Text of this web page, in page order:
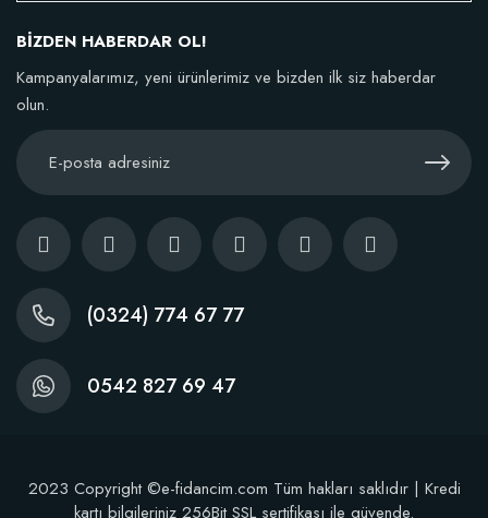
Fidan Dikim Destek Çubuğu 10 adet (90-150 cm)
BİZDEN HABERDAR OL!
Kampanyalarımız, yeni ürünlerimiz ve bizden ilk siz haberdar
olun.
(0324) 774 67 77
0542 827 69 47
2023 Copyright ©e-fidancim.com Tüm hakları saklıdır | Kredi
kartı bilgileriniz 256Bit SSL sertifikası ile güvende.